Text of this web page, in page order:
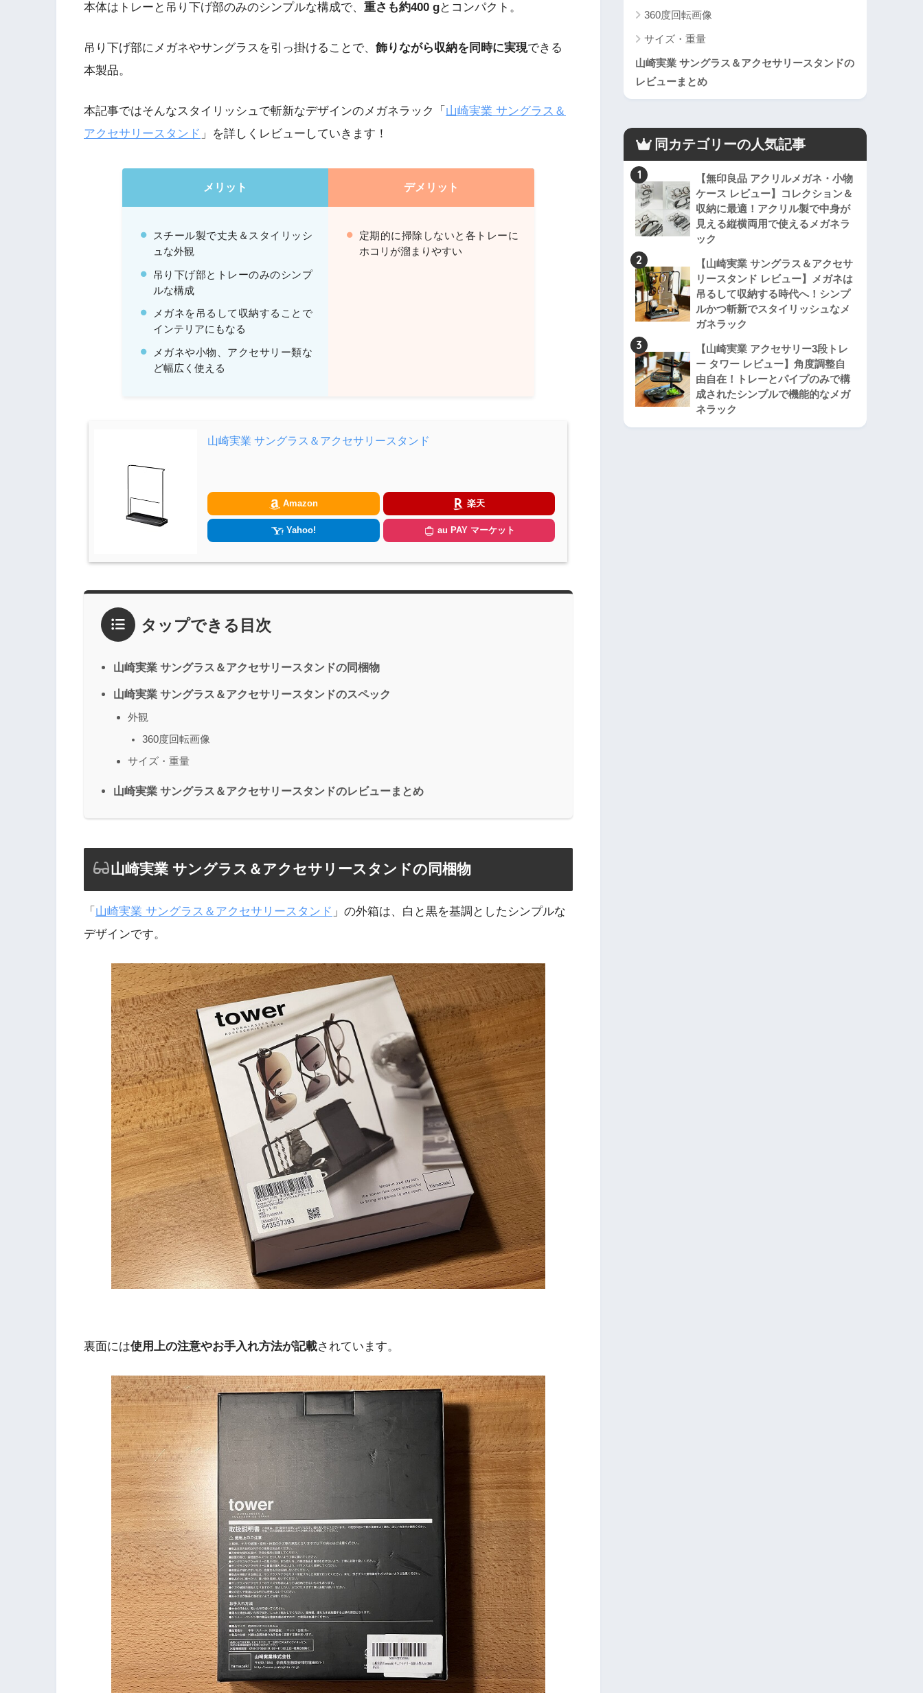
本体はトレーと吊り下げ部のみのシンプルな構成で、 重さも約400 gとコンパクト。
吊り下げ部にメガネやサングラスを引っ掛けることで、 飾りながら収納を同時に実現できる
本製品。
本記事ではそんなスタイリッシュで斬新なデザインのメガネラック「 山崎実業 サングラス＆
アクセサリースタンド 」を詳しくレビューしていきます！
メリット デメリット
スチール製で丈夫＆スタイリッシ
ュな外観
吊り下げ部とトレーのみのシンプ
ルな構成
メガネを吊るして収納することで
インテリアにもなる
メガネや小物、アクセサリー類な
ど幅広く使える
定期的に掃除しないと各トレーに
ホコリが溜まりやすい
山崎実業 サングラス＆アクセサリースタンド
Amazon 楽天
Yahoo! au PAY マーケット
タップできる目次
山崎実業 サングラス＆アクセサリースタンドの同梱物
山崎実業 サングラス＆アクセサリースタンドのスペック
外観
360度回転画像
サイズ・重量
山崎実業 サングラス＆アクセサリースタンドのレビューまとめ
山崎実業 サングラス＆アクセサリースタンドの同梱物
「 山崎実業 サングラス＆アクセサリースタンド 」の外箱は、白と黒を基調としたシンプルな
デザインです。
裏面には使用上の注意やお手入れ方法が記載されています。
360度回転画像
サイズ・重量
山崎実業 サングラス＆アクセサリースタンドの
レビューまとめ
同カテゴリーの人気記事
1
【無印良品 アクリルメガネ・小物
ケース レビュー】コレクション＆
収納に最適！アクリル製で中身が
見える縦横両用で使えるメガネラ
ック
2
【山崎実業 サングラス＆アクセサ
リースタンド レビュー】メガネは
吊るして収納する時代へ！シンプ
ルかつ斬新でスタイリッシュなメ
ガネラック
3
【山崎実業 アクセサリー3段トレ
ー タワー レビュー】角度調整自
由自在！トレーとパイプのみで構
成されたシンプルで機能的なメガ
ネラック